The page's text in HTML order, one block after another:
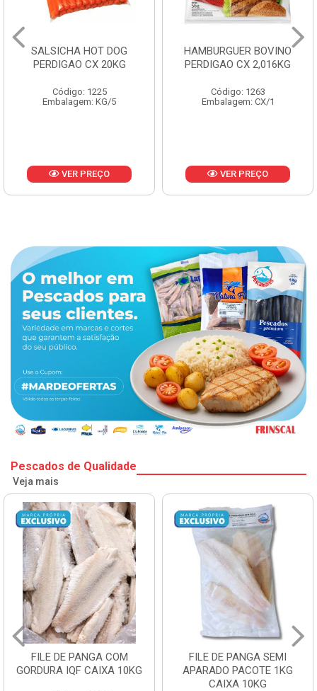
SALSICHA HOT DOG
PERDIGAO CX 20KG
Código: 1225
Embalagem: KG/5
VER PREÇO
HAMBURGUER BOVINO
PERDIGAO CX 2,016KG
Código: 1263
Embalagem: CX/1
VER PREÇO
Pescados de Qualidade
Veja mais
FILE DE PANGA SEMI
APARADO PACOTE 1KG
POLACA DESFIADA
PESCAMARES PCT5KG
CX10KG